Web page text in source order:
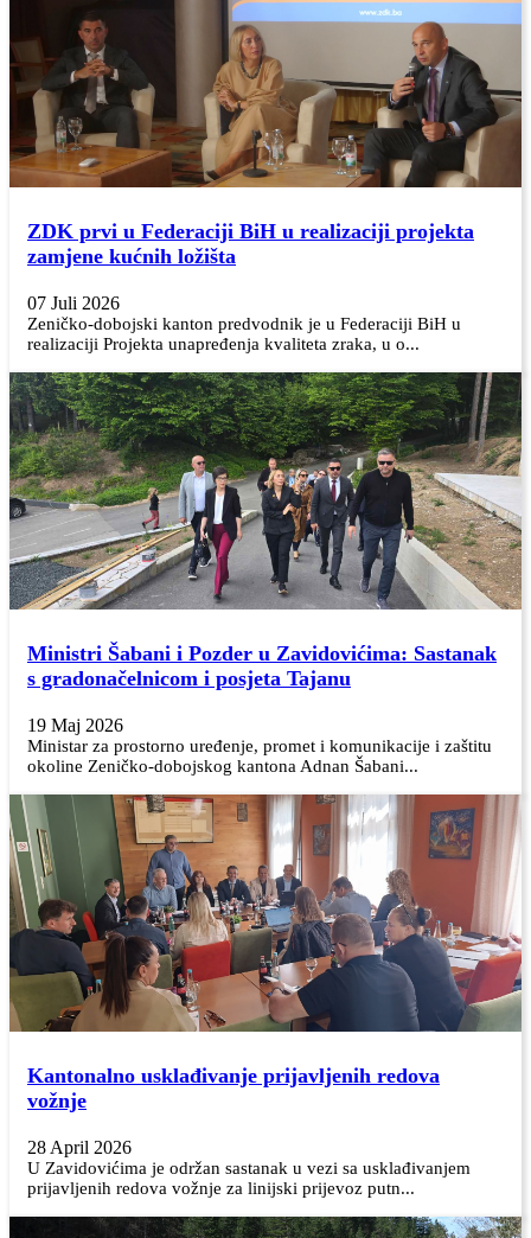
ZDK prvi u Federaciji BiH u realizaciji projekta
zamjene kućnih ložišta
07 Juli 2026
Zeničko-dobojski kanton predvodnik je u Federaciji BiH u
realizaciji Projekta unapređenja kvaliteta zraka, u o...
Ministri Šabani i Pozder u Zavidovićima: Sastanak
s gradonačelnicom i posjeta Tajanu
19 Maj 2026
Ministar za prostorno uređenje, promet i komunikacije i zaštitu
okoline Zeničko-dobojskog kantona Adnan Šabani...
Kantonalno usklađivanje prijavljenih redova
vožnje
28 April 2026
U Zavidovićima je održan sastanak u vezi sa usklađivanjem
prijavljenih redova vožnje za linijski prijevoz putn...